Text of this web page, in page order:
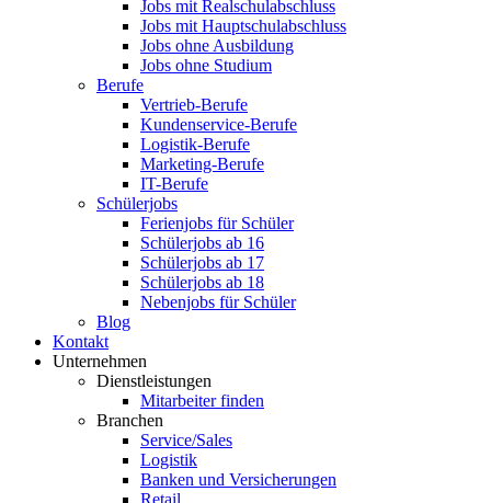
Jobs mit Realschulabschluss
Jobs mit Hauptschulabschluss
Jobs ohne Ausbildung
Jobs ohne Studium
Berufe
Vertrieb-Berufe
Kundenservice-Berufe
Logistik-Berufe
Marketing-Berufe
IT-Berufe
Schülerjobs
Ferienjobs für Schüler
Schülerjobs ab 16
Schülerjobs ab 17
Schülerjobs ab 18
Nebenjobs für Schüler
Blog
Kontakt
Unternehmen
Dienstleistungen
Mitarbeiter finden
Branchen
Service/Sales
Logistik
Banken und Versicherungen
Retail